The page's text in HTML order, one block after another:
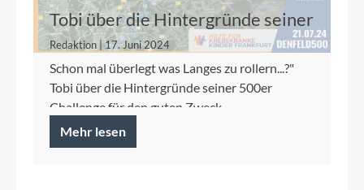
Tobi über die Hintergründe seiner
500er Challenge für den guten
Zweck
Redaktion | 17. Juni 2024
Schon mal überlegt was Langes zu rollern...?"
Tobi über die Hintergründe seiner 500er
Challenge für den guten Zweck.
Mehr lesen